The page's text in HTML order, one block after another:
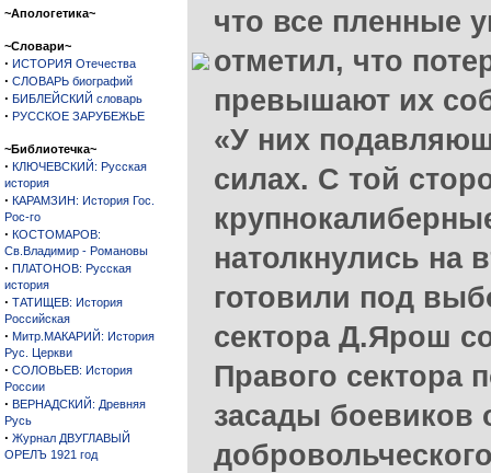
~Апологетика~
~Словари~
· ИСТОРИЯ Отечества
· СЛОВАРЬ биографий
· БИБЛЕЙСКИЙ словарь
· РУССКОЕ ЗАРУБЕЖЬЕ
~Библиотечка~
· КЛЮЧЕВСКИЙ: Русская
история
· КАРАМЗИН: История Гос.
Рос-го
· КОСТОМАРОВ:
Св.Владимир - Романовы
· ПЛАТОНОВ: Русская
история
· ТАТИЩЕВ: История
Российская
· Митр.МАКАРИЙ: История
Рус. Церкви
· СОЛОВЬЕВ: История
России
· ВЕРНАДСКИЙ: Древняя
Русь
· Журнал ДВУГЛАВЫЙ
ОРЕЛЪ 1921 год
что все пленные
отметил, что
превышают их
«У них
силах. С той
натолкнулись на
готовили под
сектора Д.Ярош
Правого сектора
засады